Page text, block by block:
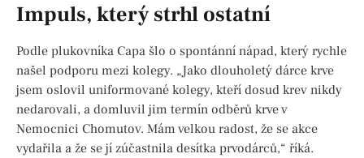
Impuls, který strhl ostatní
Podle plukovníka Capa šlo o spontánní nápad, který rychle
našel podporu mezi kolegy. „Jako dlouholetý dárce krve
jsem oslovil uniformované kolegy, kteří dosud krev nikdy
nedarovali, a domluvil jim termín odběrů krve v
Nemocnici Chomutov. Mám velkou radost, že se akce
vydařila a že se jí zúčastnila desítka prvodárců,“ říká.